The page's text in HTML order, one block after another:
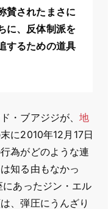
賛されたまさに
に、反体制派を
するための道具
・ブアジジが、地
に2010年12月17日
為がどのような連
知る由もなかっ
あったジン・エル
、弾圧にうんざり